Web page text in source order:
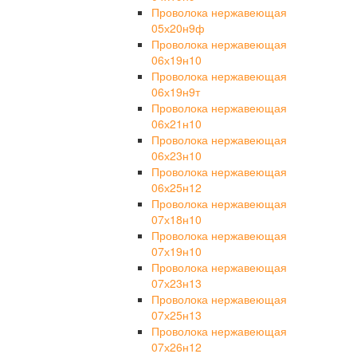
Проволока нержавеющая
05х20н9ф
Проволока нержавеющая
06х19н10
Проволока нержавеющая
06х19н9т
Проволока нержавеющая
06х21н10
Проволока нержавеющая
06х23н10
Проволока нержавеющая
06х25н12
Проволока нержавеющая
07х18н10
Проволока нержавеющая
07х19н10
Проволока нержавеющая
07х23н13
Проволока нержавеющая
07х25н13
Проволока нержавеющая
07х26н12